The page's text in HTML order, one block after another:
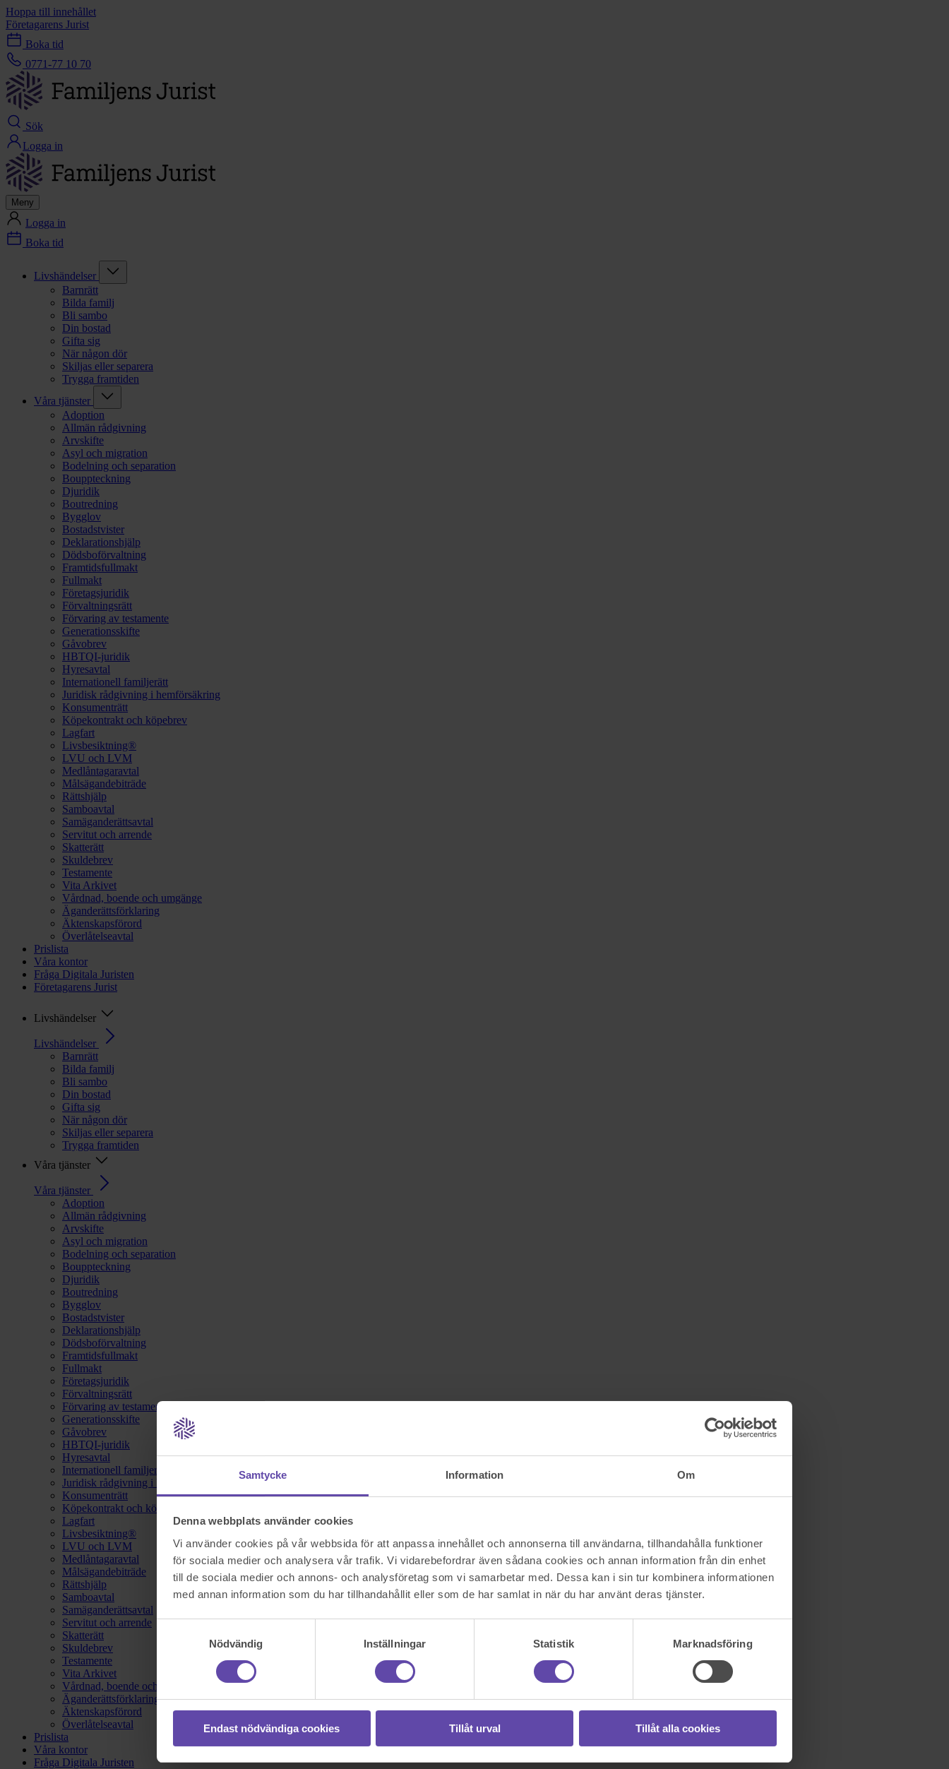
Samtycke Information Om
Denna webbplats använder cookies
Vi använder cookies på vår webbsida för att anpassa innehållet och annonserna till användarna, tillhandahålla funktioner
för sociala medier och analysera vår trafik. Vi vidarebefordrar även sådana cookies och annan information från din enhet
till de sociala medier och annons- och analysföretag som vi samarbetar med. Dessa kan i sin tur kombinera informationen
med annan information som du har tillhandahållit eller som de har samlat in när du har använt deras tjänster.
Nödvändig
Inställningar Statistik Marknadsföring
Endast nödvändiga cookies Tillåt urval Tillåt alla cookies
Hoppa till innehållet
Företagarens Jurist
Boka tid
0771-77 10 70
Sök
Logga in
Meny
Logga in
Boka tid
Livshändelser
Barnrätt
Bilda familj
Bli sambo
Din bostad
Gifta sig
När någon dör
Skiljas eller separera
Trygga framtiden
Våra tjänster
Adoption
Allmän rådgivning
Arvskifte
Asyl och migration
Bodelning och separation
Bouppteckning
Djuridik
Boutredning
Bygglov
Bostadstvister
Deklarationshjälp
Dödsboförvaltning
Framtidsfullmakt
Fullmakt
Företagsjuridik
Förvaltningsrätt
Förvaring av testamente
Generationsskifte
Gåvobrev
HBTQI-juridik
Hyresavtal
Internationell familjerätt
Juridisk rådgivning i hemförsäkring
Konsumenträtt
Köpekontrakt och köpebrev
Lagfart
Livsbesiktning®
LVU och LVM
Medlåntagaravtal
Målsägandebiträde
Rättshjälp
Samboavtal
Samäganderättsavtal
Servitut och arrende
Skatterätt
Skuldebrev
Testamente
Vita Arkivet
Vårdnad, boende och umgänge
Äganderättsförklaring
Äktenskapsförord
Överlåtelseavtal
Prislista
Våra kontor
Fråga Digitala Juristen
Företagarens Jurist
Livshändelser
Livshändelser
Barnrätt
Bilda familj
Bli sambo
Din bostad
Gifta sig
När någon dör
Skiljas eller separera
Trygga framtiden
Våra tjänster
Våra tjänster
Adoption
Allmän rådgivning
Arvskifte
Asyl och migration
Bodelning och separation
Bouppteckning
Djuridik
Boutredning
Bygglov
Bostadstvister
Deklarationshjälp
Dödsboförvaltning
Framtidsfullmakt
Fullmakt
Företagsjuridik
Förvaltningsrätt
Förvaring av testamente
Generationsskifte
Gåvobrev
HBTQI-juridik
Hyresavtal
Internationell familjerätt
Juridisk rådgivning i hemförsäkring
Konsumenträtt
Köpekontrakt och köpebrev
Lagfart
Livsbesiktning®
LVU och LVM
Medlåntagaravtal
Målsägandebiträde
Rättshjälp
Samboavtal
Samäganderättsavtal
Servitut och arrende
Skatterätt
Skuldebrev
Testamente
Vita Arkivet
Vårdnad, boende och umgänge
Äganderättsförklaring
Äktenskapsförord
Överlåtelseavtal
Prislista
Våra kontor
Fråga Digitala Juristen